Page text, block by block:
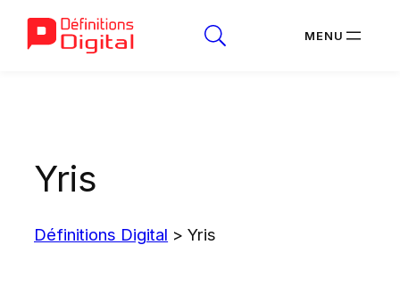
Yris
Définitions Digital > Yris